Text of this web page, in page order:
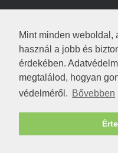
Mint minden weboldal,
használ a jobb és
érdekében.
megtalálod, hogyan
védelméről. Bővebben
kortisz:
darabbaal
Béke:
!fasza Örültem is
Copyright © 1998-